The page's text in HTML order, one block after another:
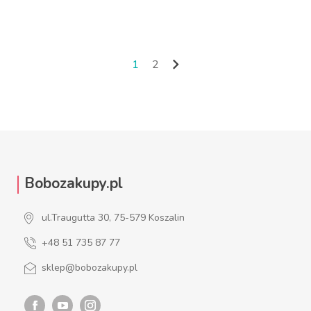
1 2 Następny

Bobozakupy.pl
ul.Traugutta 30, 75-579 Koszalin
+48 51 735 87 77
sklep@bobozakupy.pl